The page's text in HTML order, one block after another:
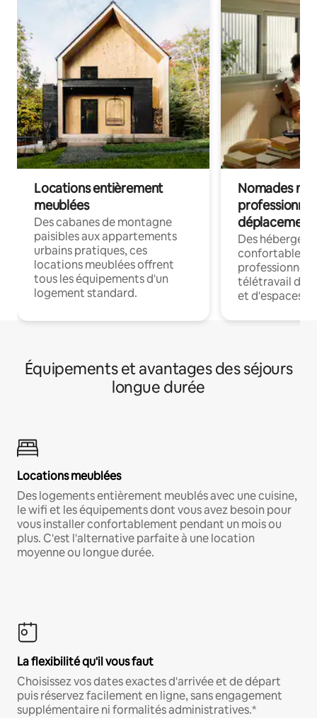
Locations entièrement
meublées
Des cabanes de montagne
paisibles aux appartements
urbains pratiques, ces
locations meublées offrent
tous les équipements d'un
logement standard.
Nomades
déplacement
Des
confortables
professionnels
télétravail
et d'espaces
Équipements et avantages des séjours
longue durée
Locations meublées
Des logements entièrement meublés avec une cuisine,
le wifi et les équipements dont vous avez besoin pour
vous installer confortablement pendant un mois ou
plus. C'est l'alternative parfaite à une location
moyenne ou longue durée.
La flexibilité qu'il vous faut
Choisissez vos dates exactes d'arrivée et de départ
puis réservez facilement en ligne, sans engagement
supplémentaire ni formalités administratives.*